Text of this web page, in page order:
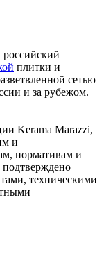
плитки и
сетью
и за рубежом.
Kerama Marazzi,
и
нормативам и
подтверждено
техническими